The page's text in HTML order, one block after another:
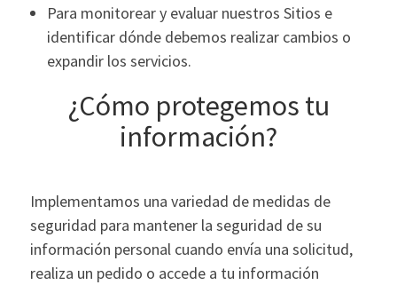
Para monitorear y evaluar nuestros Sitios e
identificar dónde debemos realizar cambios o
expandir los servicios.
¿Cómo protegemos tu
información?
Implementamos una variedad de medidas de
seguridad para mantener la seguridad de su
información personal cuando envía una solicitud,
realiza un pedido o accede a tu información